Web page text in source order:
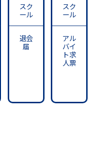
スク
ール
退会
届
スク
ール
アル
バイ
ト求
人票